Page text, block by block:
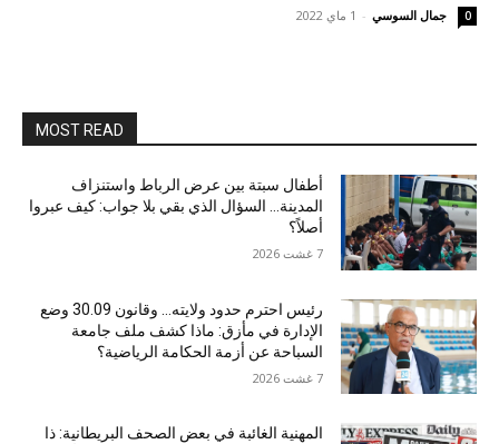
جمال السوسي - 1 ماي 2022 0
MOST READ
أطفال سبتة بين عرض الرباط واستنزاف
المدينة… السؤال الذي بقي بلا جواب: كيف عبروا
أصلاً؟
7 غشت 2026
رئيس احترم حدود ولايته… وقانون 30.09 وضع
الإدارة في مأزق: ماذا كشف ملف جامعة
السباحة عن أزمة الحكامة الرياضية؟
7 غشت 2026
المهنية الغائبة في بعض الصحف البريطانية: ذا